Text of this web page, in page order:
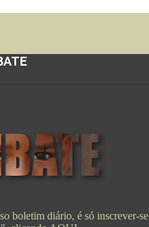
boletim diário, é só inscrever-se